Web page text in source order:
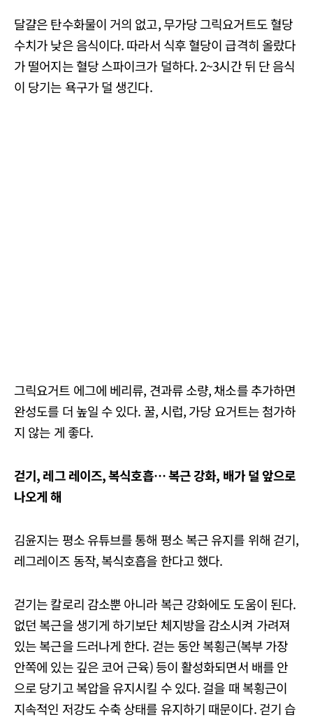
달걀은 탄수화물이 거의 없고, 무가당 그릭요거트도 혈당
수치가 낮은 음식이다. 따라서 식후 혈당이 급격히 올랐다
가 떨어지는 혈당 스파이크가 덜하다. 2~3시간 뒤 단 음식
이 당기는 욕구가 덜 생긴다.
그릭요거트 에그에 베리류, 견과류 소량, 채소를 추가하면
완성도를 더 높일 수 있다. 꿀, 시럽, 가당 요거트는 첨가하
지 않는 게 좋다.
걷기, 레그 레이즈, 복식호흡… 복근 강화, 배가 덜 앞으로
나오게 해
김윤지는 평소 유튜브를 통해 평소 복근 유지를 위해 걷기,
레그레이즈 동작, 복식호흡을 한다고 했다.
걷기는 칼로리 감소뿐 아니라 복근 강화에도 도움이 된다.
없던 복근을 생기게 하기보단 체지방을 감소시켜 가려져
있는 복근을 드러나게 한다. 걷는 동안 복횡근(복부 가장
안쪽에 있는 깊은 코어 근육) 등이 활성화되면서 배를 안
으로 당기고 복압을 유지시킬 수 있다. 걸을 때 복횡근이
지속적인 저강도 수축 상태를 유지하기 때문이다. 걷기 습